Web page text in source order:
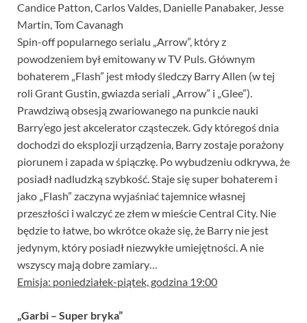
Candice Patton, Carlos Valdes, Danielle Panabaker, Jesse
Martin, Tom Cavanagh
Spin-off popularnego serialu „Arrow”, który z
powodzeniem był emitowany w TV Puls. Głównym
bohaterem „Flash” jest młody śledczy Barry Allen (w tej
roli Grant Gustin, gwiazda seriali „Arrow” i „Glee”).
Prawdziwą obsesją zwariowanego na punkcie nauki
Barry’ego jest akcelerator cząsteczek. Gdy któregoś dnia
dochodzi do eksplozji urządzenia, Barry zostaje porażony
piorunem i zapada w śpiączkę. Po wybudzeniu odkrywa, że
posiadł nadludzką szybkość. Staje się super bohaterem i
jako „Flash” zaczyna wyjaśniać tajemnice własnej
przeszłości i walczyć ze złem w mieście Central City. Nie
będzie to łatwe, bo wkrótce okaże się, że Barry nie jest
jedynym, który posiadł niezwykłe umiejętności. A nie
wszyscy mają dobre zamiary…
Emisja: poniedziałek-piątek, godzina 19:00
„Garbi – Super bryka”